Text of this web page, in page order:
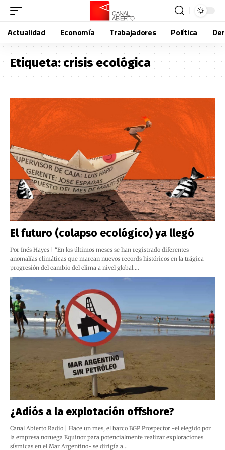
Actualidad Economía Trabajadores Política
Etiqueta:crisis ecológica
El futuro (colapso ecológico) ya llegó
Por Inés Hayes | “En los últimos meses se han registrado diferentes
anomalías climáticas que marcan nuevos records históricos en la trágica
progresión del cambio del clima a nivel global.…
¿Adiós a la explotación offshore?
Canal Abierto Radio | Hace un mes, el barco BGP Prospector -el elegido por
la empresa noruega Equinor para potencialmente realizar exploraciones
sísmicas en el Mar Argentino- se dirigía a…